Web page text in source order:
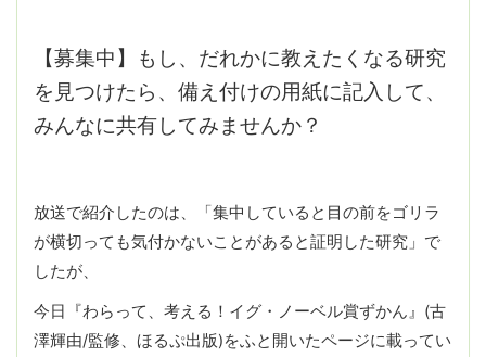
【募集中】もし、だれかに教えたくなる研究
を見つけたら、備え付けの用紙に記入して、
みんなに共有してみませんか？
放送で紹介したのは、「集中していると目の前をゴリラ
が横切っても気付かないことがあると証明した研究」で
したが、
今日『わらって、考える！イグ・ノーベル賞ずかん』(古
澤輝由/監修、ほるぷ出版)をふと開いたページに載ってい